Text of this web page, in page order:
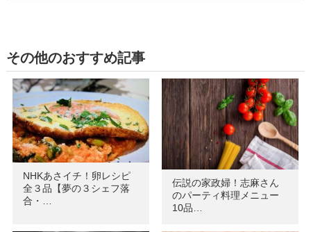
その他のおすすめ記事
NHKあさイチ！卵レシピ
全３品【夢の３シェフ落
合・…
伝説の家政婦！志麻さん
のパーティ料理メニュー
10品…